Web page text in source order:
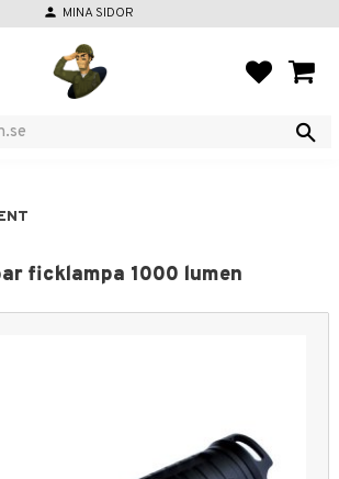
person MINA SIDOR
ficklampa 1000 lumen